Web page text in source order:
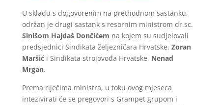
U skladu s dogovorenim na prethodnom sastanku,
održan je drugi sastank s resornim ministrom dr.sc.
Sinišom Hajdaš Dončićem na kojem su sudjelovali
predsjednici Sindikata željezničara Hrvatske, Zoran
Maršići Sindikata strojovođa Hrvatske, Nenad
Mrgan.
Prema riječima ministra, u toku ovog mjeseca
intezivirati će se pregovori s Grampet grupom i